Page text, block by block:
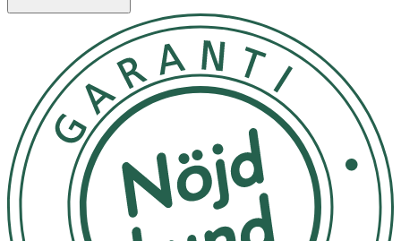
OK för gravida och ammande: